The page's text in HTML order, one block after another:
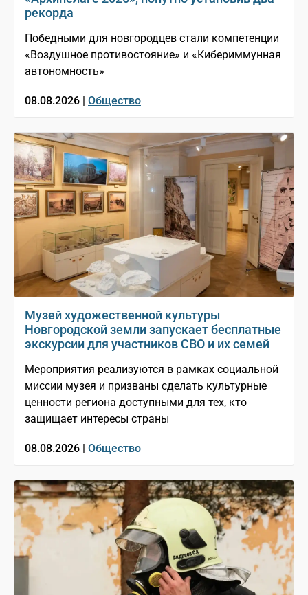
рекорда
Победными для новгородцев стали компетенции
«Воздушное противостояние» и «Кибериммунная
автономность»
08.08.2026 | Общество
Музей художественной культуры
Новгородской земли запускает бесплатные
экскурсии для участников СВО и их семей
Мероприятия реализуются в рамках социальной
миссии музея и призваны сделать культурные
ценности региона доступными для тех, кто
защищает интересы страны
08.08.2026 | Общество